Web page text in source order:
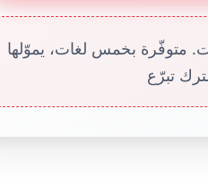
متوفّرة بخمس لغات، يموّلها
تبرّع